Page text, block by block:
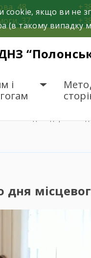
48
37
і
дня
якщо ви не
(в такому випадку